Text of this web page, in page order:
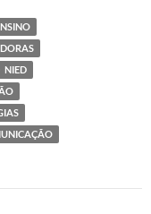
NIED